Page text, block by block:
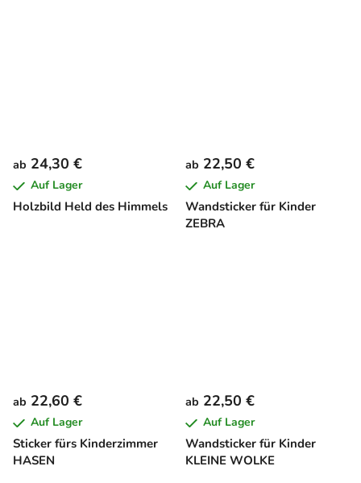
Holzbild Held des Himmels
ab 24,30 €
Auf Lager
Wandsticker für Kinder
ZEBRA
ab 22,50 €
Auf Lager
Sticker fürs Kinderzimmer
HASEN
ab 22,60 €
Auf Lager
Wandsticker für Kinder
KLEINE WOLKE
ab 22,50 €
Auf Lager